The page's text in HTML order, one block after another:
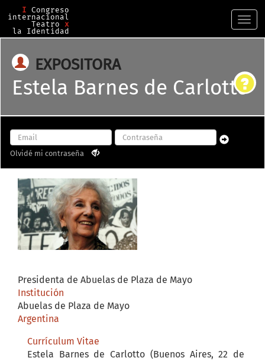
I Congreso
internacional
Teatro x
la Identidad
EXPOSITORA
Estela Barnes de Carlotto
Olvidé mi contraseña
Presidenta de Abuelas de Plaza de Mayo
Institución
Abuelas de Plaza de Mayo
Argentina
Currículum Vitae
Estela Barnes de Carlotto (Buenos Aires, 22 de